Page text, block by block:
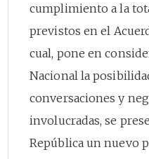
cumplimiento a la
previstos en el
cual, pone en
Nacional la
conversaciones y
involucradas, se
República un nuevo